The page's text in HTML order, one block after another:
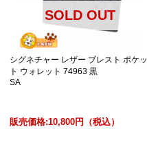
シグネチャー レザー ブレスト ポケッ
ト ウォレット 74963 黒
SA
販売価格:10,800円 （税込）
SOLD OUT